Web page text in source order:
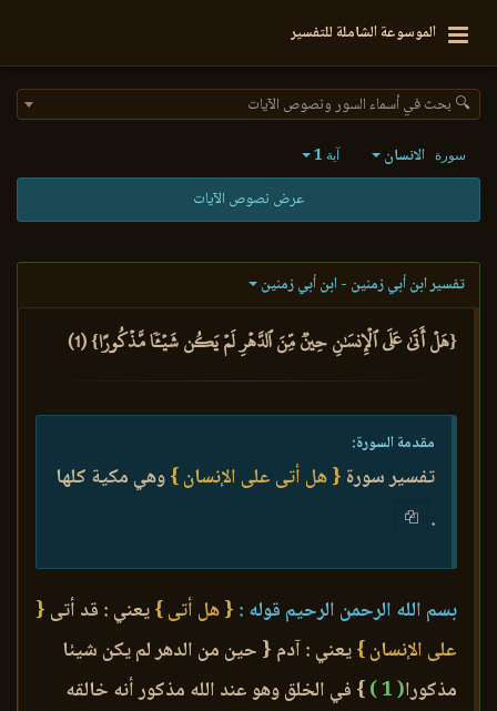
الموسوعة الشاملة للتفسير
🔍 بحث في أسماء السور ونصوص الآيات
سورة الانسان آية 1
عرض نصوص الآيات
تفسير ابن أبي زمنين - ابن أبي زمنين
{هَلۡ أَتَىٰ عَلَى ٱلۡإِنسَٰنِ حِينٞ مِّنَ ٱلدَّهۡرِ لَمۡ يَكُن شَيۡـٔٗا مَّذۡكُورًا} (1)
مقدمة السورة:
تفسير سورة { هل أتى على الإنسان }وهي مكية كلها
.
بسم الله الرحمن الرحيم قوله : { هل أتى }يعني : قد أتى {
على الإنسان }يعني : آدم { حين من الدهر لم يكن شيئا
مذكورا( 1 )
} في الخلق وهو عند الله مذكور أنه خالقه